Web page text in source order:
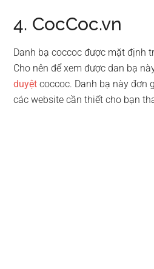
4. CocCoc.vn
Danh bạ coccoc được mặt định
Cho nên để xem được dan bạ
duyệt coccoc. Danh bạ này đơn
các website cần thiết cho bạn